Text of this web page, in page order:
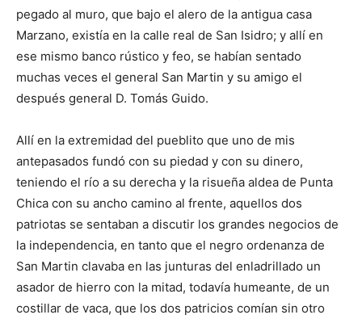
pegado al muro, que bajo el alero de la antigua casa
Marzano, existía en la calle real de San Isidro; y allí en
ese mismo banco rústico y feo, se habían sentado
muchas veces el general San Martin y su amigo el
después general D. Tomás Guido.
Allí en la extremidad del pueblito que uno de mis
antepasados fundó con su piedad y con su dinero,
teniendo el río a su derecha y la risueña aldea de Punta
Chica con su ancho camino al frente, aquellos dos
patriotas se sentaban a discutir los grandes negocios de
la independencia, en tanto que el negro ordenanza de
San Martin clavaba en las junturas del enladrillado un
asador de hierro con la mitad, todavía humeante, de un
costillar de vaca, que los dos patricios comían sin otro